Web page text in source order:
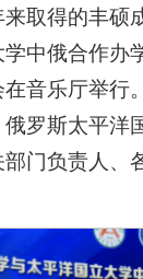
取得的丰硕
中俄合作
音乐厅举行
罗斯太平洋
门负责人、